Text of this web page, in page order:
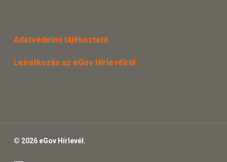
Adatvédelmi tájékoztató
Leiratkozás az eGov Hírlevélről
© 2026 eGov Hírlevél.